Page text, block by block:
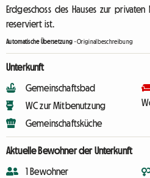
Erdgeschoss des Hauses zur
reserviert ist.
Automatische Übersetzung -Originalbeschreibung
Unterkunft
Gemeinschaftsbad
WC zur Mitbenutzung
Gemeinschaftsküche
Aktuelle Bewohner der Unterkunft
1 Bewohner